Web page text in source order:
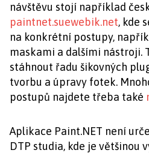
návštěvu stojí například
paintnet.suewebik.net, kde
na konkrétní postupy,
maskami a dalšími nástroji.
stáhnout řadu šikovných
tvorbu a úpravy fotek.
postupů najdete třeba také
Aplikace Paint.NET není
DTP studia, kde je většinou